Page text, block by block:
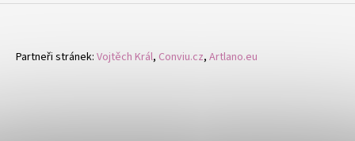
Partneři stránek: Vojtěch Král, Conviu.cz, Artlano.eu